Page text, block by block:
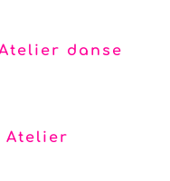
danse
Atelier